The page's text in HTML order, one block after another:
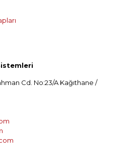
Cd. No:23/A Kağıthane /